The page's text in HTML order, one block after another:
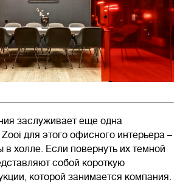
заслуживает еще одна
для этого офисного интерьера –
в холле. Если повернуть их темной
собой короткую
которой занимается компания.